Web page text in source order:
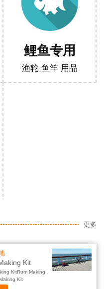
鲤鱼专用
渔轮 鱼竿 用品
更多
Kit
KitRum Making
Kit